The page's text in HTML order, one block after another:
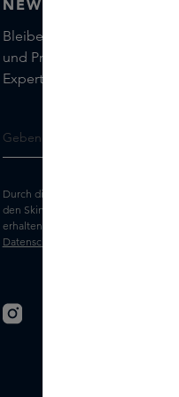
NEWSLETTER
Bleiben Sie auf dem
und Produkte und holen
Experts.
Durch die Eingabe Ihrer E-Mail-
den Skins-Newsletter und
erhalten. Sehen Sie sich unsere
Datenschutz